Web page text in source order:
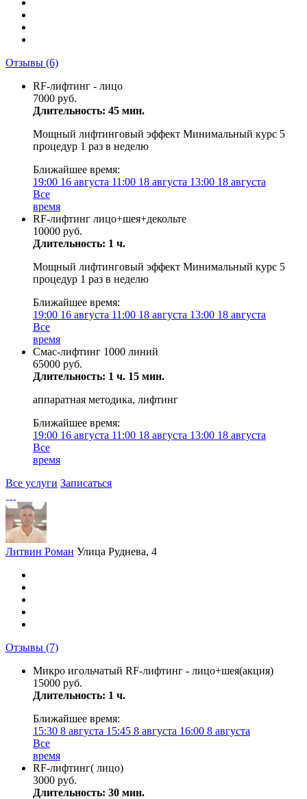
Отзывы (6)
RF-лифтинг - лицо
7000 руб.
Длительность: 45 мин.
Мощный лифтинговый эффект Минимальный курс 5
процедур 1 раз в неделю
Ближайшее время:
19:00 16 августа 11:00 18 августа 13:00 18 августа
Все
время
RF-лифтинг лицо+шея+декольте
10000 руб.
Длительность: 1 ч.
Мощный лифтинговый эффект Минимальный курс 5
процедур 1 раз в неделю
Ближайшее время:
19:00 16 августа 11:00 18 августа 13:00 18 августа
Все
время
Смас-лифтинг 1000 линий
65000 руб.
Длительность: 1 ч. 15 мин.
аппаратная методика, лифтинг
Ближайшее время:
19:00 16 августа 11:00 18 августа 13:00 18 августа
Все
время
Все услуги Записаться
Литвин Роман Улица Руднева, 4
Отзывы (7)
Микро игольчатый RF-лифтинг - лицо+шея(акция)
15000 руб.
Длительность: 1 ч.
Ближайшее время:
15:30 8 августа 15:45 8 августа 16:00 8 августа
Все
время
RF-лифтинг( лицо)
3000 руб.
Длительность: 30 мин.